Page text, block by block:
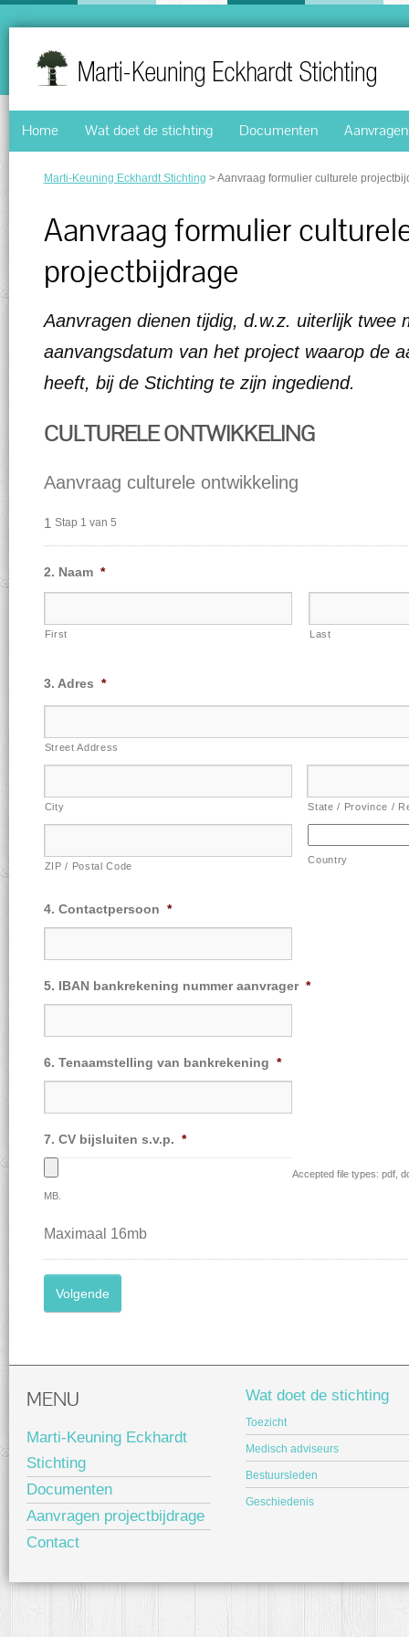
Home Wat doet de stichting Documenten
Marti-Keuning Eckhardt Stichting >Aanvraag formulier culturele
Aanvraag formulier
projectbijdrage
Aanvragen dienen tijdig, d.w.z. uiterlijk twee
aanvangsdatum van het project waarop de
heeft, bij de Stichting te zijn ingediend.
CULTURELE ONTWIKKELING
Aanvraag culturele ontwikkeling
1 Stap 1 van 5
Naam *
First Last
Adres *
Street Address
City State / Province /
ZIP / Postal Code
Country
Contactpersoon *
IBAN bankrekening nummer aanvrager *
Tenaamstelling van bankrekening *
CV bijsluiten s.v.p. *
Accepted file types: pdf,
MB.
Maximaal 16mb
MENU
Marti-Keuning Eckhardt
Stichting
Documenten
Aanvragen projectbijdrage
Contact
Wat doet de stichting
Toezicht
Medisch adviseurs
Bestuursleden
Geschiedenis